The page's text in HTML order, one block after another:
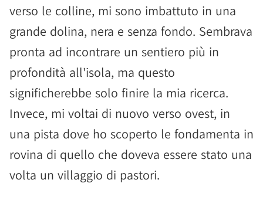
verso le colline, mi sono imbattuto in una
grande dolina, nera e senza fondo. Sembrava
pronta ad incontrare un sentiero più in
profondità all'isola, ma questo
significherebbe solo finire la mia ricerca.
Invece, mi voltai di nuovo verso ovest, in
una pista dove ho scoperto le fondamenta in
rovina di quello che doveva essere stato una
volta un villaggio di pastori.